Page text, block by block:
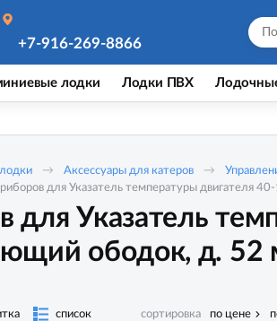
+7-916-269-8866
лодки Лодки ПВХ
Аксессуары для катеров
для Указатель температуры двигателя
Указатель
ободок, д. 52
список сортировка по цене